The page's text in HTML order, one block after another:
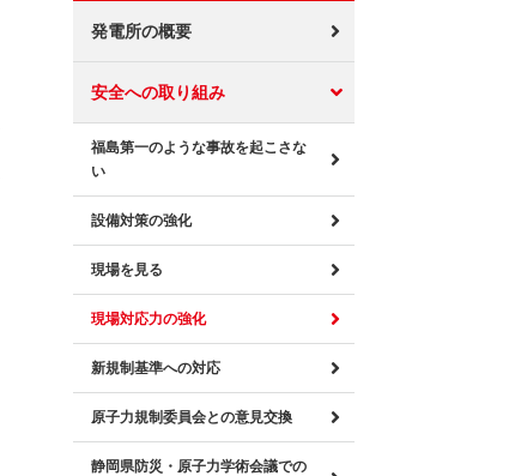
発電所の概要
安全への取り組み
福島第一のような事故を起こさな
い
設備対策の強化
現場を見る
現場対応力の強化
新規制基準への対応
原子力規制委員会との意見交換
静岡県防災・原子力学術会議での